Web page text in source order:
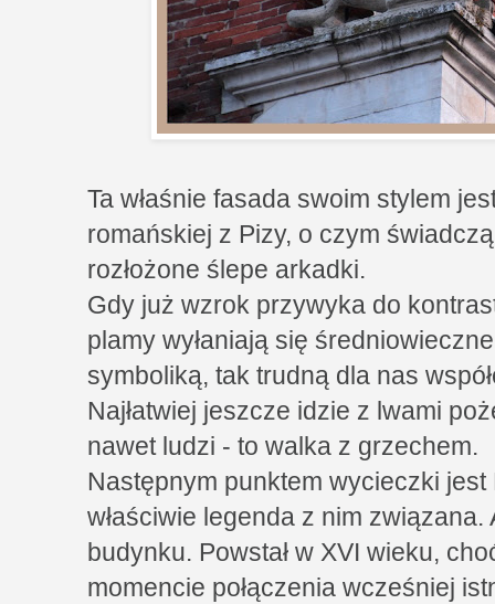
Ta właśnie fasada swoim stylem
romańskiej z Pizy, o czym
rozłożone ślepe arkadki.
Gdy już wzrok przywyka do
plamy wyłaniają się
symboliką, tak trudną dla nas
Najłatwiej jeszcze idzie z lwami
nawet ludzi - to walka z grzechem.
Następnym punktem wycieczki
właściwie legenda z nim związana.
budynku. Powstał w XVI wieku,
momencie połączenia wcześniej